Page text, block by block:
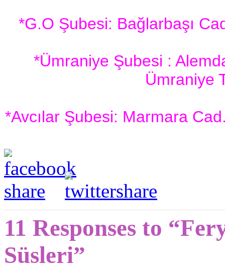
*G.O Şubesi: Bağlarbaşı
*Ümraniye Şubesi :
Ümraniye
*Avcılar Şubesi: Marmara
11 Responses to
Süsleri”